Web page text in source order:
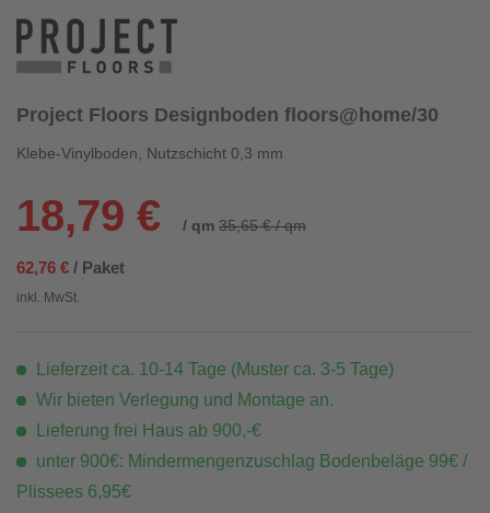
Project Floors Designboden floors@home/30
Klebe-Vinylboden, Nutzschicht 0,3 mm
18,79 € / qm 35,65 € / qm
62,76 € / Paket
inkl. MwSt.
Lieferzeit ca. 10-14 Tage (Muster ca. 3-5 Tage)
Wir bieten Verlegung und Montage an.
Lieferung frei Haus ab 900,-€
unter 900€: Mindermengenzuschlag Bodenbeläge 99€ /
Plissees 6,95€